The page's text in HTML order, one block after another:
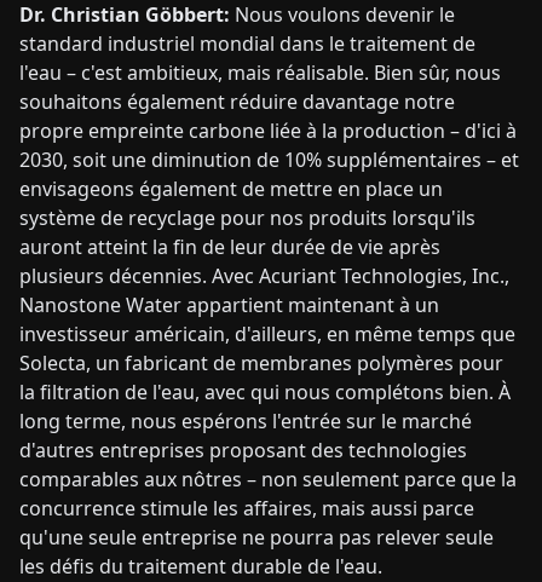
Dr. Christian Göbbert: Nous voulons devenir le
standard industriel mondial dans le traitement de
l'eau – c'est ambitieux, mais réalisable. Bien sûr, nous
souhaitons également réduire davantage notre
propre empreinte carbone liée à la production – d'ici à
2030, soit une diminution de 10% supplémentaires – et
envisageons également de mettre en place un
système de recyclage pour nos produits lorsqu'ils
auront atteint la fin de leur durée de vie après
plusieurs décennies. Avec Acuriant Technologies, Inc.,
Nanostone Water appartient maintenant à un
investisseur américain, d'ailleurs, en même temps que
Solecta, un fabricant de membranes polymères pour
la filtration de l'eau, avec qui nous complétons bien. À
long terme, nous espérons l'entrée sur le marché
d'autres entreprises proposant des technologies
comparables aux nôtres – non seulement parce que la
concurrence stimule les affaires, mais aussi parce
qu'une seule entreprise ne pourra pas relever seule
les défis du traitement durable de l'eau.